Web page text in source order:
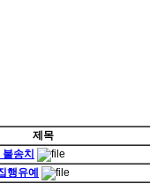
제목
송치
행유예